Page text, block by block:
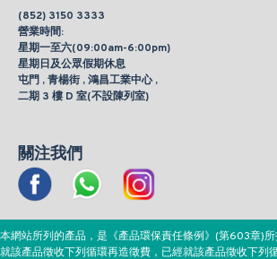
(852) 3150 3333
營業時間:
星期一至六(09:00am-6:00pm)
星期日及公眾假期休息
屯門 , 青楊街 , 鴻昌工業中心 ,
二期 3 樓 D 室(不設陳列室)
關注我們
本網站所列的產品，是《產品環保責任條例》(第603章)
就該產品徵收下列循環再造徵費，已經就該產品徵收下列